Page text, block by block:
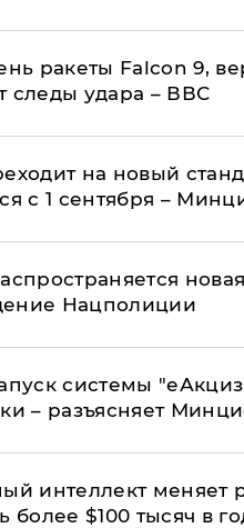
ракеты Falcon 9,
следы удара – ВВС
на новый
с 1 сентября –
Нацполиции
системы
– разъясняет
интеллект меняет
более $100 тысяч в